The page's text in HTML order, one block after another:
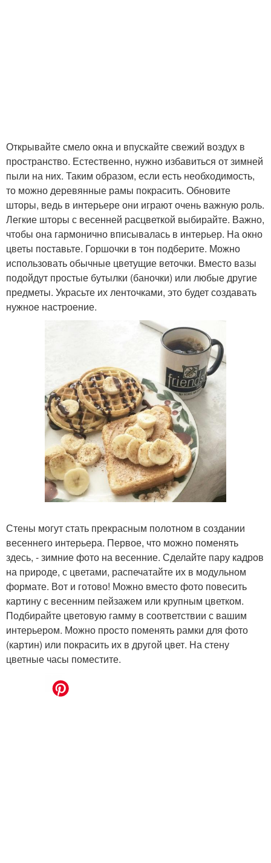
Открывайте смело окна и впускайте свежий воздух в
пространство. Естественно, нужно избавиться от зимней
пыли на них. Таким образом, если есть необходимость,
то можно деревянные рамы покрасить. Обновите
шторы, ведь в интерьере они играют очень важную роль.
Легкие шторы с весенней расцветкой выбирайте. Важно,
чтобы она гармонично вписывалась в интерьер. На окно
цветы поставьте. Горшочки в тон подберите. Можно
использовать обычные цветущие веточки. Вместо вазы
подойдут простые бутылки (баночки) или любые другие
предметы. Украсьте их ленточками, это будет создавать
нужное настроение.
Стены могут стать прекрасным полотном в создании
весеннего интерьера. Первое, что можно поменять
здесь, - зимние фото на весенние. Сделайте пару кадров
на природе, с цветами, распечатайте их в модульном
формате. Вот и готово! Можно вместо фото повесить
картину с весенним пейзажем или крупным цветком.
Подбирайте цветовую гамму в соответствии с вашим
интерьером. Можно просто поменять рамки для фото
(картин) или покрасить их в другой цвет. На стену
цветные часы поместите.